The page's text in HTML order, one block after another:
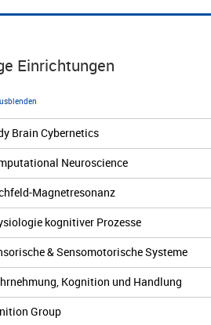
Einrichtungen
Brain Cybernetics
Neuroscience
Magnetresonanz
kognitiver Prozesse
& Sensomotorische Systeme
Kognition und Handlung
Group